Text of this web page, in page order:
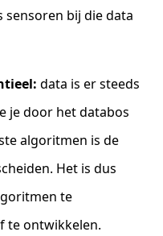
sensoren bij die data
data is er steeds
je door het databos
algoritmen is de
Het is dus
te
te ontwikkelen.